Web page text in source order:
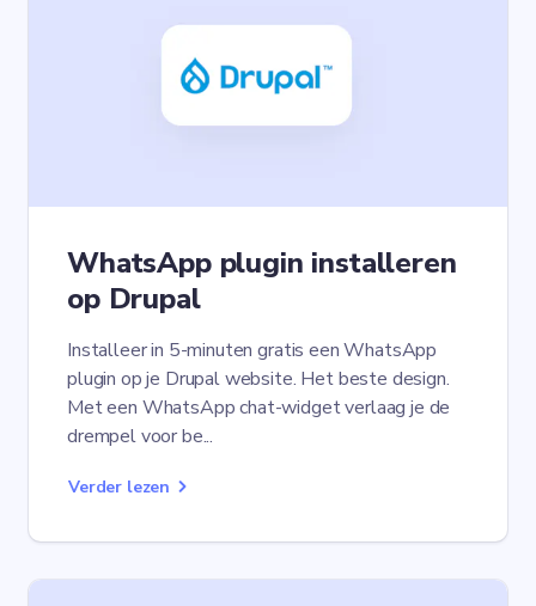
WhatsApp plugin installeren
op Drupal
Installeer in 5-minuten gratis een WhatsApp
plugin op je Drupal website. Het beste design.
Met een WhatsApp chat-widget verlaag je de
drempel voor be...
Verder lezen